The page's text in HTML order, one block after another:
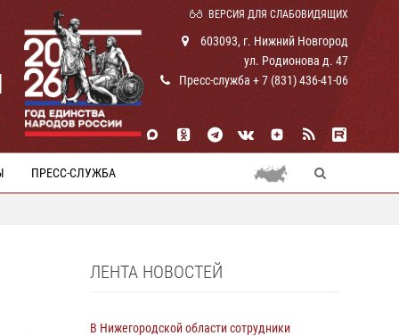
ВЕРСИЯ ДЛЯ СЛАБОВИДЯЩИХ
603093, г. Нижний Новгород
ул. Родионова д. 47
Пресс-служба + 7 (831) 436-41-06
ПРЕСС-СЛУЖБА
ЛЕНТА НОВОСТЕЙ
В Нижегородской области сотрудники